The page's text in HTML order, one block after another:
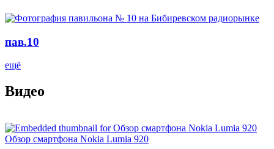
пав.10
ещё
Видео
Обзор смартфона Nokia Lumia 920